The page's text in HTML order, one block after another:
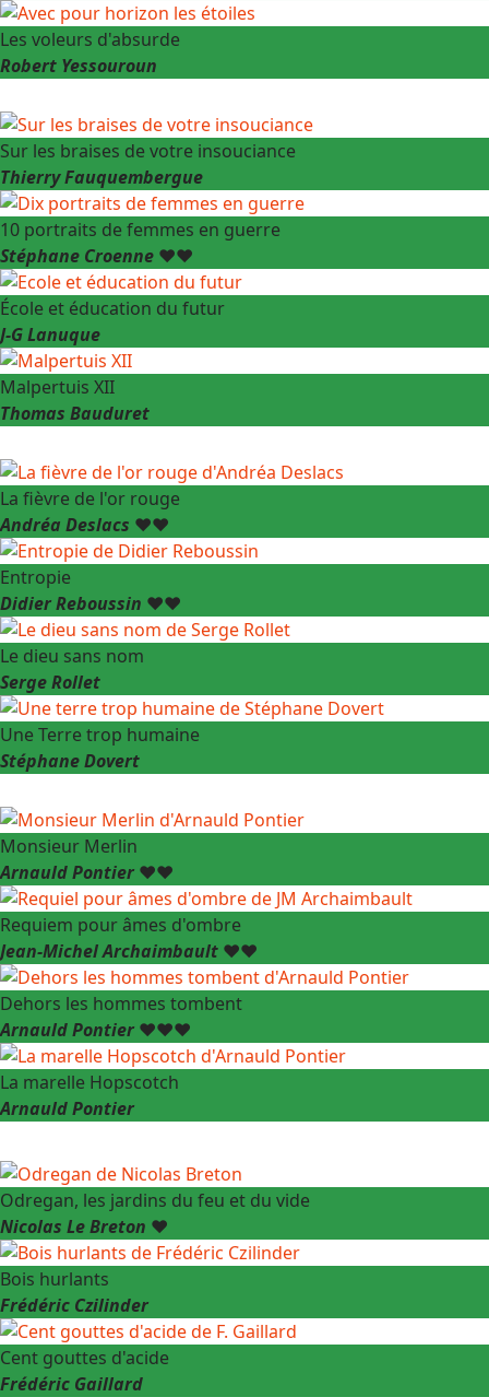
Les voleurs d'absurde
Robert Yessouroun
Sur les braises de votre insouciance
Thierry Fauquembergue
10 portraits de femmes en guerre
Stéphane Croenne ❤️❤️
École et éducation du futur
J-G Lanuque
Malpertuis XII
Thomas Bauduret
La fièvre de l'or rouge
Andréa Deslacs ❤️❤️
Entropie
Didier Reboussin ❤️❤️
Le dieu sans nom
Serge Rollet
Une Terre trop humaine
Stéphane Dovert
Monsieur Merlin
Arnauld Pontier ❤️❤️
Requiem pour âmes d'ombre
Jean-Michel Archaimbault ❤️❤️
Dehors les hommes tombent
Arnauld Pontier ❤️❤️❤️
La marelle Hopscotch
Arnauld Pontier
Odregan, les jardins du feu et du vide
Nicolas Le Breton ❤️
Bois hurlants
Frédéric Czilinder
Cent gouttes d'acide
Frédéric Gaillard